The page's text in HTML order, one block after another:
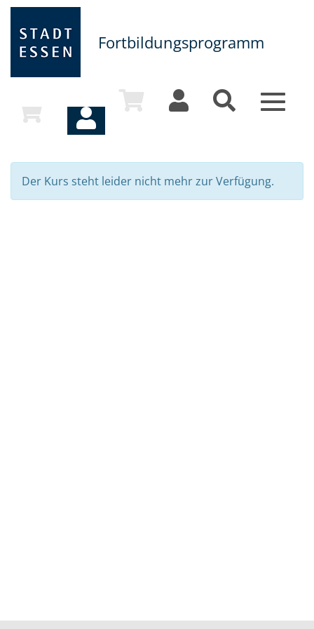
Fortbildungsprogramm
Toggle
Der Kurs steht leider nicht mehr zur Verfügung.